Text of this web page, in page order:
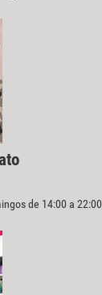
de 14:00 a 22:00